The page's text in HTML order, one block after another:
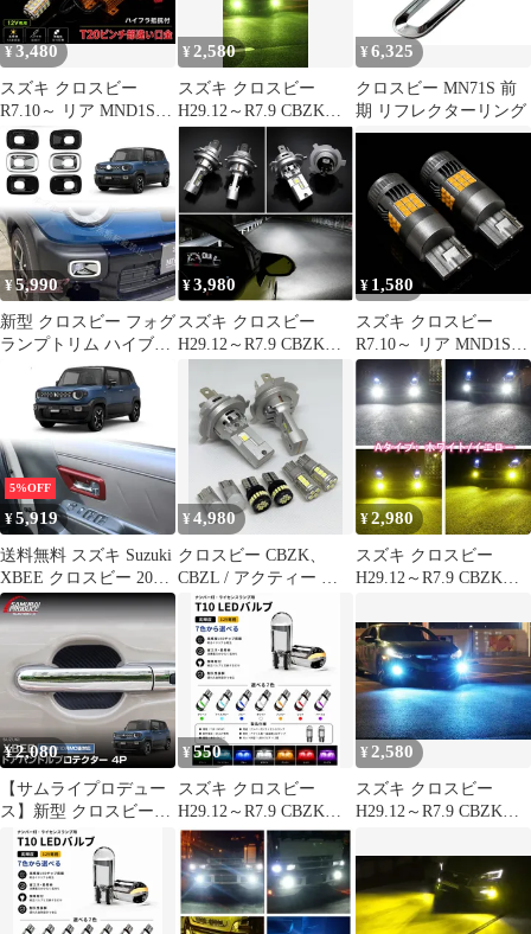
蔵 2個セット 車検対応
¥3,480
スズキ クロスビー
R7.10～ リア MND1S
高輝度 ウインカー ポジ
ション化キット T20 ピ
ンチ部違い LED バルブ
54連搭載 白&黄 ハイフ
ラ防止抵抗器付 新品 送
料無料
¥ 2,580
スズキ クロスビー
H29.12～R7.9 CBZK、
LED フォグランプ バル
ブ 特注ハイパワー
3030LEDチップ搭載 2
個SET ポン付け 新品
送料込み
¥6,325
クロスビー MN71S 前
期 リフレクターリング
¥5,990
新型 クロスビー フォグ
ランプトリム ハイブリ
ッド XBEE MZ MND1S
パーツ 外装 ドレスアッ
プ フォグランプカバー
ガーニッシュ
¥3,980
スズキ クロスビー
H29.12～R7.9 CBZK、
LEDヘッドライト H4
特注ハイパワーチップ
搭載 純白 車検対応 冷
却ファン搭載 取付角度
360度調整可能 2個セッ
ト 新品 送料無料
¥ 1,580
スズキ クロスビー
R7.10～ リア MND1S
爆光 T20 シングル/T20
ピンチ部違い兼用 アン
バー LED ウインカー
冷却ファン搭載 ハイフ
ラ防止抵抗内蔵 2個セ
ット 車検対応
5%OFF
¥5,919
送料無料 スズキ Suzuki
XBEE クロスビー 2026
年式対応 インナードア
ハンドルガーニッシュ
ドアハンドルカバー 4P
ABS製 貼り付け式 内装
アクセサリー 傷防止 小
キズ対策 光沢アップ 簡
単装着 車内ドレスアッ
プ 専用設計 車用パーツ
¥4,980
クロスビー CBZK、
CBZL / アクティー ト
ラック HA3･4･5･6･7･
8･9 爆光 H4 ヘッドライ
ト T16 バック T10 ポジ
ション ナンバー灯 8点
SET ポン付け 車検対応
タイプE
¥2,980
スズキ クロスビー
H29.12～R7.9 CBZK、
H8/H11/H16 LED フォ
グランプ 特注ハイパワ
ー3030LEDチップ搭載
LED バルブ 球 2個SET
ポン付け 新品 送料込み
¥2,080
【サムライプロデュー
ス】新型 クロスビー
MND1S マグネット装
着タイプ ドアハンドル
プロテクター フロン
ト・リアセット 4P カー
ボン柄 ブラック【メー
¥550
スズキ クロスビー
H29.12～R7.9 CBZK、
CBZL 高輝度 T10 LED
バルブ 12V COBチップ
搭載 7色選択可 ナンバ
ー灯 ライセンスランプ
用 2個SET 新品
¥2,580
スズキ クロスビー
H29.12～R7.9 CBZK、
H8/H11/H16 LED フォ
グランプ バルブ 球 2個
SET 特注ハイパワー
LEDチップ搭載 ポン付